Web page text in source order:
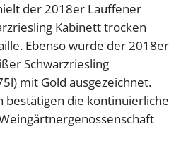
der 2018er Lauffener
Kabinett trocken
Ebenso wurde der 2018er
Schwarzriesling
mit Gold ausgezeichnet.
bestätigen die kontinuierliche